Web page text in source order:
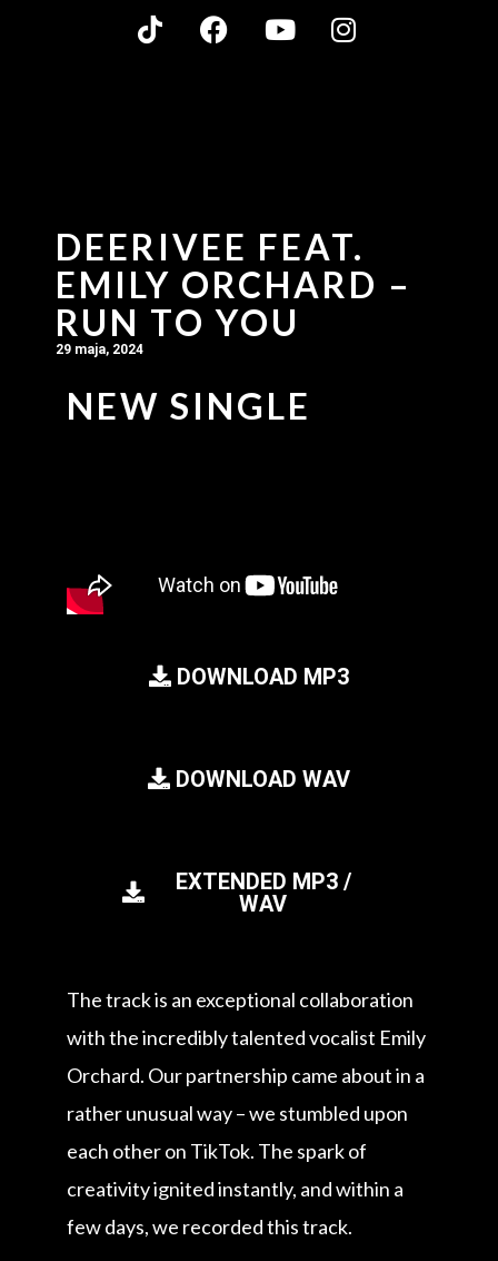
DEERIVEE FEAT.
EMILY ORCHARD –
RUN TO YOU
29 maja, 2024
NEW SINGLE
DOWNLOAD MP3
DOWNLOAD WAV
EXTENDED MP3 /
WAV
The track is an exceptional collaboration
with the incredibly talented vocalist Emily
Orchard. Our partnership came about in a
rather unusual way – we stumbled upon
each other on TikTok. The spark of
creativity ignited instantly, and within a
few days, we recorded this track.